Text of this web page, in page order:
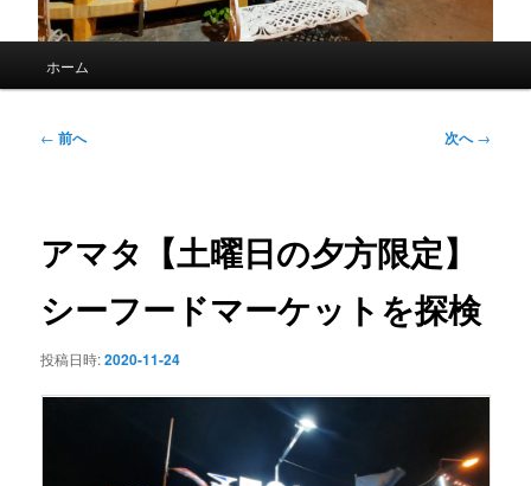
ホーム
投
ー
ョ
ン
← 前へ 次へ→
アマタ【土曜日の夕方限定】
シーフードマーケットを探検
投稿日時:2020-11-24